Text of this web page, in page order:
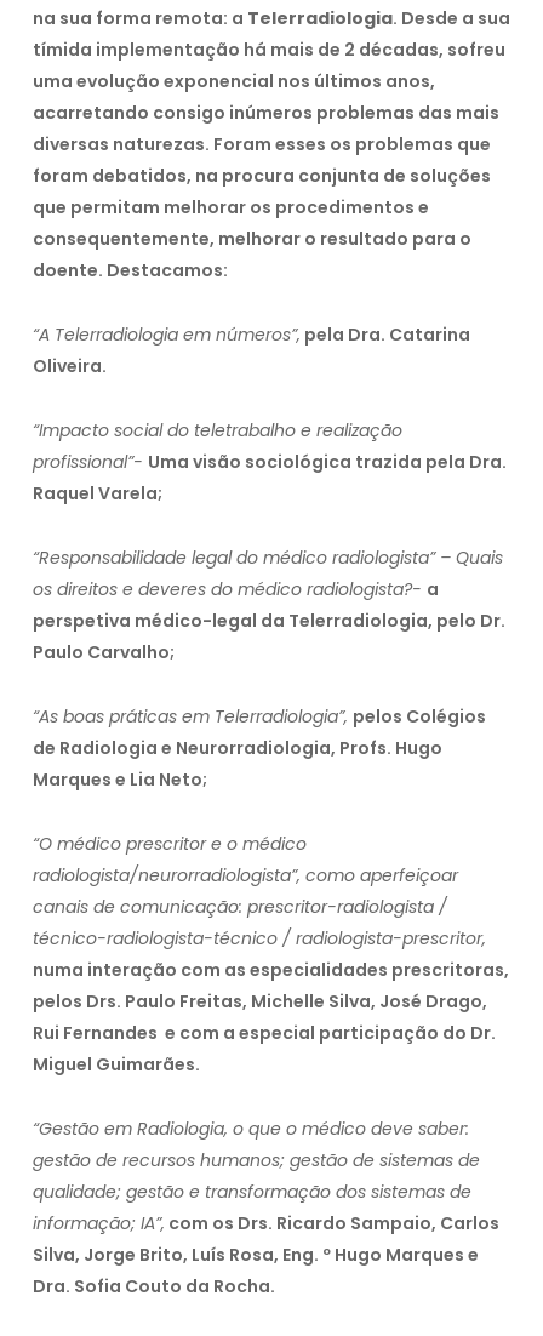
na sua forma remota: a Telerradiologia. Desde a sua
tímida implementação há mais de 2 décadas, sofreu
uma evolução exponencial nos últimos anos,
acarretando consigo inúmeros problemas das mais
diversas naturezas. Foram esses os problemas que
foram debatidos, na procura conjunta de soluções
que permitam melhorar os procedimentos e
consequentemente, melhorar o resultado para o
doente. Destacamos:
“A Telerradiologia em números”, pela Dra. Catarina
Oliveira.
“Impacto social do teletrabalho e realização
profissional”- Uma visão sociológica trazida pela Dra.
Raquel Varela;
“Responsabilidade legal do médico radiologista” – Quais
os direitos e deveres do médico radiologista?- a
perspetiva médico-legal da Telerradiologia, pelo Dr.
Paulo Carvalho;
“As boas práticas em Telerradiologia”, pelos Colégios
de Radiologia e Neurorradiologia, Profs. Hugo
Marques e Lia Neto;
“O médico prescritor e o médico
radiologista/neurorradiologista”, como aperfeiçoar
canais de comunicação: prescritor-radiologista /
técnico-radiologista-técnico / radiologista-prescritor,
numa interação com as especialidades prescritoras,
pelos Drs. Paulo Freitas, Michelle Silva, José Drago,
Rui Fernandes e com a especial participação do Dr.
Miguel Guimarães.
“Gestão em Radiologia, o que o médico deve saber:
gestão de recursos humanos; gestão de sistemas de
qualidade; gestão e transformação dos sistemas de
informação; IA”, com os Drs. Ricardo Sampaio, Carlos
Silva, Jorge Brito, Luís Rosa, Eng. º Hugo Marques e
Dra. Sofia Couto da Rocha.